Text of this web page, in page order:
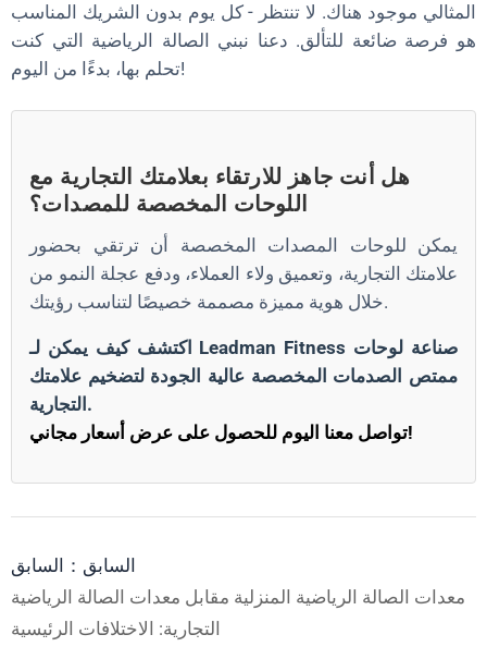
المثالي موجود هناك. لا تنتظر - كل يوم بدون الشريك المناسب
هو فرصة ضائعة للتألق. دعنا نبني الصالة الرياضية التي كنت
تحلم بها، بدءًا من اليوم!
هل أنت جاهز للارتقاء بعلامتك التجارية مع
اللوحات المخصصة للمصدات؟
يمكن للوحات المصدات المخصصة أن ترتقي بحضور
علامتك التجارية، وتعميق ولاء العملاء، ودفع عجلة النمو من
خلال هوية مميزة مصممة خصيصًا لتناسب رؤيتك.
اكتشف كيف يمكن لـ Leadman Fitness صناعة لوحات
ممتص الصدمات المخصصة عالية الجودة لتضخيم علامتك
التجارية.
تواصل معنا اليوم للحصول على عرض أسعار مجاني!
السابق：السابق
معدات الصالة الرياضية المنزلية مقابل معدات الصالة الرياضية
التجارية: الاختلافات الرئيسية